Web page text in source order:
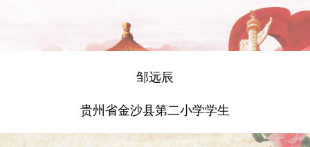
邹远辰
贵州省金沙县第二小学学生